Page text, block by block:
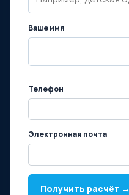
Ваше имя
Телефон
Электронная почта
Получить расчёт →